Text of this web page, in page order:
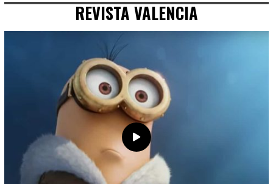
REVISTA VALENCIA